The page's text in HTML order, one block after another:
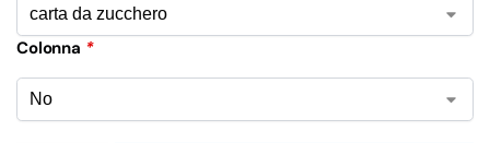
Colonna *